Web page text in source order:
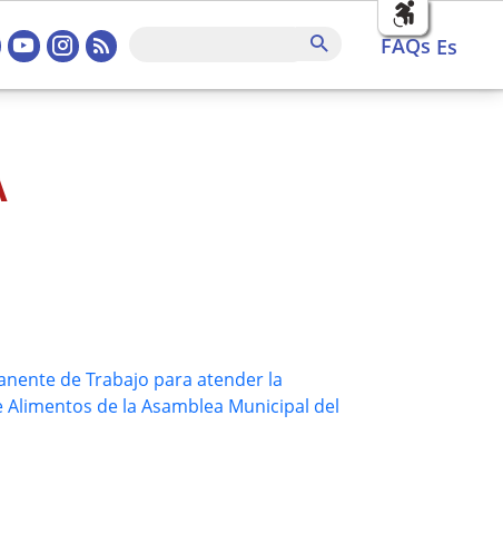
home
FAQs
FAQs es
de Trabajo para atender la
de la Asamblea Municipal del